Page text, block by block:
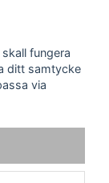
fungera
ditt samtycke
via